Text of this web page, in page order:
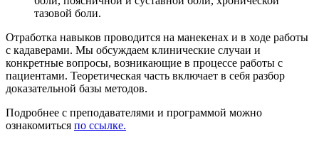
тазовой боли.
Отработка навыков проводится на манекенах и в ходе работы
с кадаверами. Мы обсуждаем клинические случаи и
конкретные вопросы, возникающие в процессе работы с
пациентами. Теоретическая часть включает в себя разбор
доказательной базы методов.
Подробнее с преподавателями и программой можно
ознакомиться по ссылке.